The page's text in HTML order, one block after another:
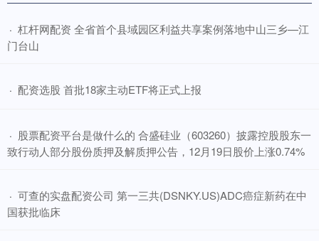
· ​杠杆网配资 全省首个县域园区利益共享案例落地中山三乡—江
门台山
· ​配资选股 首批18家主动ETF将正式上报
· ​股票配资平台是做什么的 合盛硅业（603260）披露控股股东一
致行动人部分股份质押及解质押公告，12月19日股价上涨0.74%
· ​可查的实盘配资公司 第一三共(DSNKY.US)ADC癌症新药在中
国获批临床